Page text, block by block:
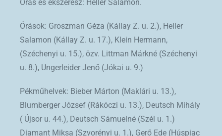
Órás és ékszerész: Heller Salamon.
Órások: Groszman Géza (Kállay Z. u. 2.), Heller
Salamon (Kállay Z. u. 17.), Klein Hermann,
(Széchenyi u. 15.), özv. Littman Márkné (Széchenyi
u. 8.), Ungerleider Jenő (Jókai u. 9.)
Pékműhelvek: Bieber Márton (Maklári u. 13.),
Blumberger József (Rákóczi u. 13.), Deutsch Mihály
( Újsor u. 44.), Deutsch Sámuelné (Szél u. 1.)
Diamant Miksa (Szvorényi u. 1.), Gerő Ede (Húspiac